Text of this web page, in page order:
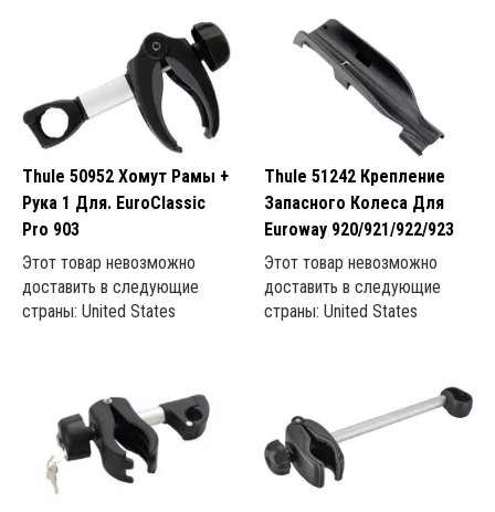
Блок питания (1)
Защитное устройство (2)
Каретка (2)
Электровелосипед (4)
200 (1)
500 (1)
600 (1)
Thule 50952 Хомут Рамы +
Рука 1 Для. EuroClassic
Pro 903
Этот товар невозможно
доставить в следующие
страны: United States
Thule 51242 Крепление
Запасного Колеса Для
Euroway 920/921/922/923
Этот товар невозможно
доставить в следующие
страны: United States